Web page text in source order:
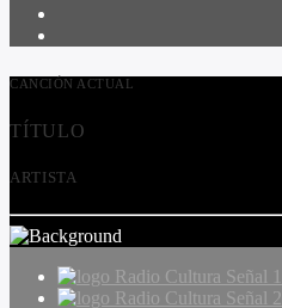
CANCIÓN ACTUAL
TÍTULO
ARTISTA
Radio Cultura Señal 1
Radio Cultura Señal 2